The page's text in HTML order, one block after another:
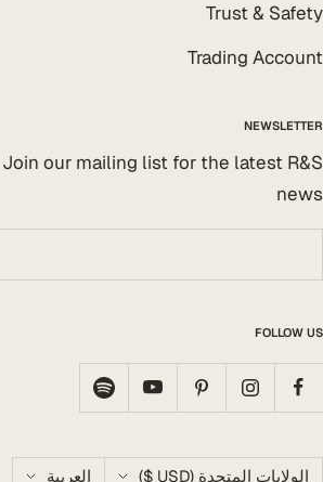
Trust & Safety
Trading Account
NEWSLETTER
Join our mailing list for the latest R&S
news
FOLLOW US
بلدالولايات المتحدة (USD $) اللغه
العربية